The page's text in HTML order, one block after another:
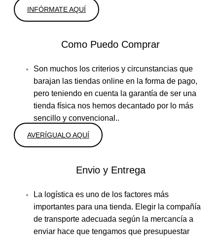
INFÓRMATE AQUÍ
Como Puedo Comprar
Son muchos los criterios y circunstancias que
barajan las tiendas online en la forma de pago,
pero teniendo en cuenta la garantía de ser una
tienda física nos hemos decantado por lo más
sencillo y convencional..
AVERÍGUALO AQUÍ
Envio y Entrega
La logística es uno de los factores más
importantes para una tienda. Elegir la compañía
de transporte adecuada según la mercancía a
enviar hace que tengamos que presupuestar